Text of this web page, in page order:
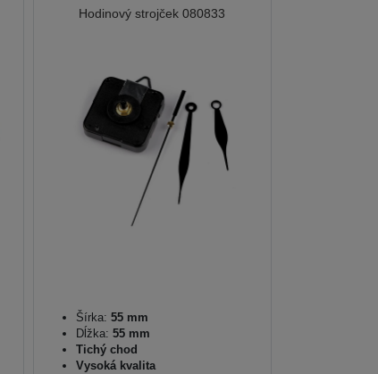
Hodinový strojček 080833
Šírka: 55 mm
Dĺžka: 55 mm
Tichý chod
Vysoká kvalita